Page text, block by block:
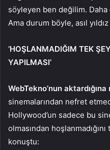
söyleyen ben değilim.
Ama durum böyle, asıl
‘HOŞLANMADIĞIM TEK
YAPILMASI’
WebTekno’nun
sinemalarından nefret
Hollywood’un sadece bu
olmasından
konuştu: